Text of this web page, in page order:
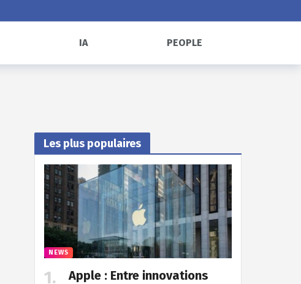
IA PEOPLE
Les plus populaires
NEWS
Apple : Entre innovations